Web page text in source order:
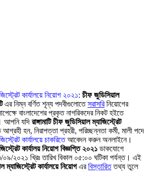
কার্যালয়ে নিয়ােগ ২০২১: চীফ জুডিসিয়াল
এর নিম্ন বর্ণিত শূন্য পদবীগুলোতেসরাসরিনিয়ােগের
বাংলাদেশের প্রকৃত নাগরিকদের নিকট হইতে
আপনি যদি রাঙ্গামাটি চীফ জুডিসিয়াল ম্যাজিস্ট্রেট
আগ্রহী হন, নিরাপত্তা প্রহরী, পরিচ্ছন্নতা কর্মী, মালী পদে
কার্যালয়ে চাকরিতেআবেদন করুন অনলাইনে।
কার্যালয় নিয়োগ বিজ্ঞপ্তি ২০২১ ডাকযোগে
২০২১ খ্রিঃ তারিখ বিকাল ০৫:০০ ঘটিকা পর্যন্ত। এই
ম্যাজিস্ট্রেট কার্যালয়ে নিয়োগএরবিস্তারিততথ্য তুলে